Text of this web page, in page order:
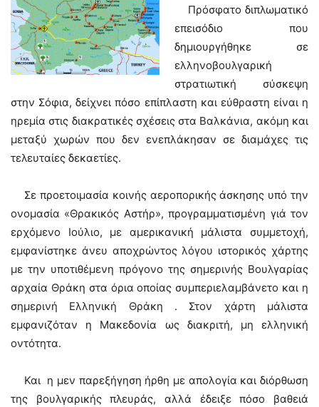
Πρόσφατο διπλωματικό
επεισόδιο που
δημιουργήθηκε σε
ελληνοβουλγαρική
στρατιωτική σύσκεψη
στην Σόφια, δείχνει πόσο επίπλαστη και εύθραστη είναι η
ηρεμία στις διακρατικές σχέσεις στα Βαλκάνια, ακόμη και
μεταξύ χωρών που δεν ενεπλάκησαν σε διαμάχες τις
τελευταίες δεκαετίες.
Σε προετοιμασία κοινής αεροπορικής άσκησης υπό την
ονομασία «Θρακικός Αστήρ», προγραμματισμένη γιά τον
ερχόμενο Ιούλιο, με αμερικανική μάλιστα συμμετοχή,
εμφανίστηκε άνευ αποχρώντος λόγου ιστορικός χάρτης
με την υποτιθέμενη πρόγονο της σημερινής Βουλγαρίας
αρχαία Θράκη στα όρια οποίας συμπεριελαμβάνετο και η
σημερινή Ελληνική Θράκη . Στον χάρτη μάλιστα
εμφανιζόταν η Μακεδονία ως διακριτή, μη ελληνική
οντότητα.
Και η μεν παρεξήγηση ήρθη με απολογία και διόρθωση
της βουλγαρικής πλευράς, αλλά έδειξε πόσο βαθειά